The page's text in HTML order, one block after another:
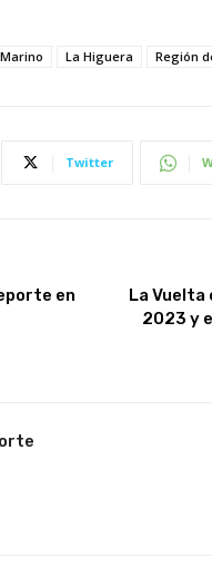
La Higuera Región
Twitter
en
La Vuelta
2023 y